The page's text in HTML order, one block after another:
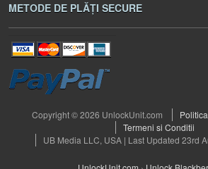
METODE DE PLĂȚI SECURE
Copyright © 2026 UnlockUnit.com
Termeni si Conditii
UB Media LLC, USA | Last Updated 23rd